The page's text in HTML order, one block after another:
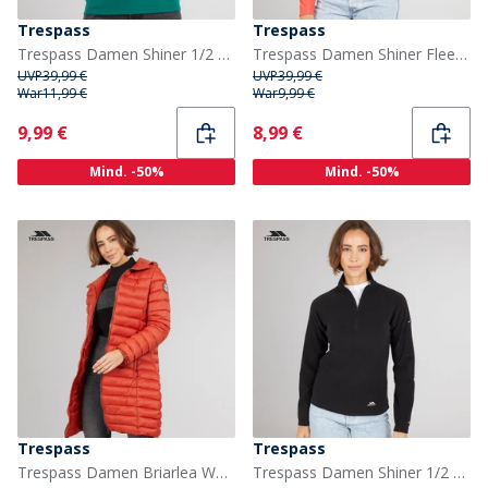
Trespass
Trespass Damen Shiner 1/2 Reißverschluss Mikro Fleece Türkis
UVP39,99 €
War11,99 €
Current
9,99 €
Mind. -50%
Trespass
Trespass Damen Shiner Fleecejacken Orange
UVP39,99 €
War9,99 €
Current
8,99 €
Mind. -50%
Trespass
Trespass Damen Briarlea Wattierte Kapuzen Lang Mantel Burnt Orange
Trespass
Trespass Damen Shiner 1/2 Reißverschluss Mikro Fleece Schwarz